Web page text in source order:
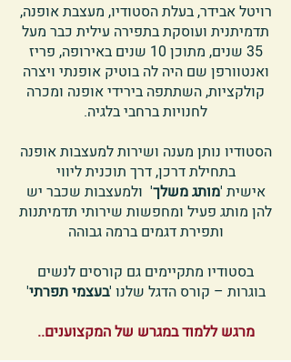
רויטל אבידר, בעלת הסטודיו, מעצבת אופנה,
תדמיתנית ועוסקת בתפירה עילית כבר מעל
35 שנים, מתוכן 10 שנים באירופה, פריז
ואנטוורפן שם היה לה בוטיק אופנתי ויצרה
קולקציות, השתתפה בירידי אופנה ומכרה
לחנויות ברחבי בלגיה.
הסטודיו נותן מענה ושירות למעצבות אופנה
בתחילת דרכן, דרך תוכנית ליווי
אישית 'מותג משלך' ולמעצבות שכבר יש
להן מותג פעיל ומחפשות שירותי תדמיתנות
ותפירת דגמים ברמה גבוהה
בסטודיו מתקיימים גם קורסים לנשים
בוגרות – קורס הדגל שלנו 'בעצמי תפרתי'
מרגש ללמוד במגרש של המקצוענים..